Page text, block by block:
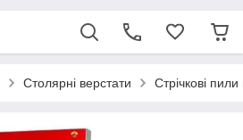
Столярні верстати Cтрічкові